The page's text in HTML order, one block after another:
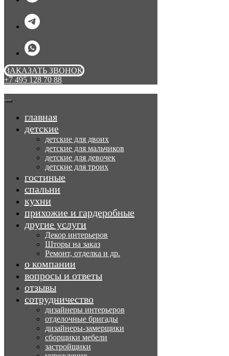
ЗАКАЗАТЬ ЗВОНОК
+7 495 128 70 88
главная
детские
детские для двоих
детские для мальчиков
детские для девочек
детские для троих
гостиные
спальни
кухни
прихожие и гардеробные
другие услуги
Декор интерьеров
Шторы на заказ
Ремонт, отделка и др.
о компании
вопросы и ответы
отзывы
сотрудничество
дизайнеры интерьеров
отделочные бригады
дизайнеры-замерщики
сборщики мебели
застройщики